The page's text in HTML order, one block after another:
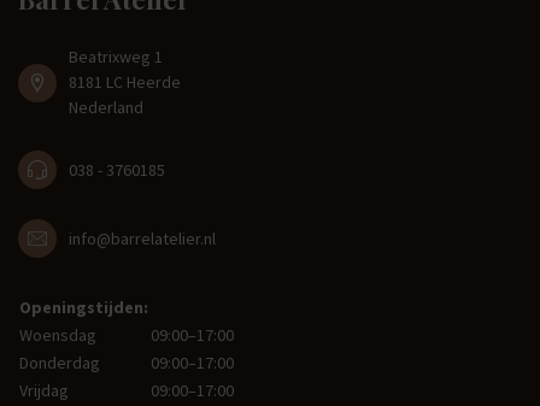
Beatrixweg 1
8181 LC Heerde
Nederland
038 - 3760185
info@barrelatelier.nl
Openingstijden:
Woensdag
09:00–17:00
Donderdag
09:00–17:00
Vrijdag
09:00–17:00